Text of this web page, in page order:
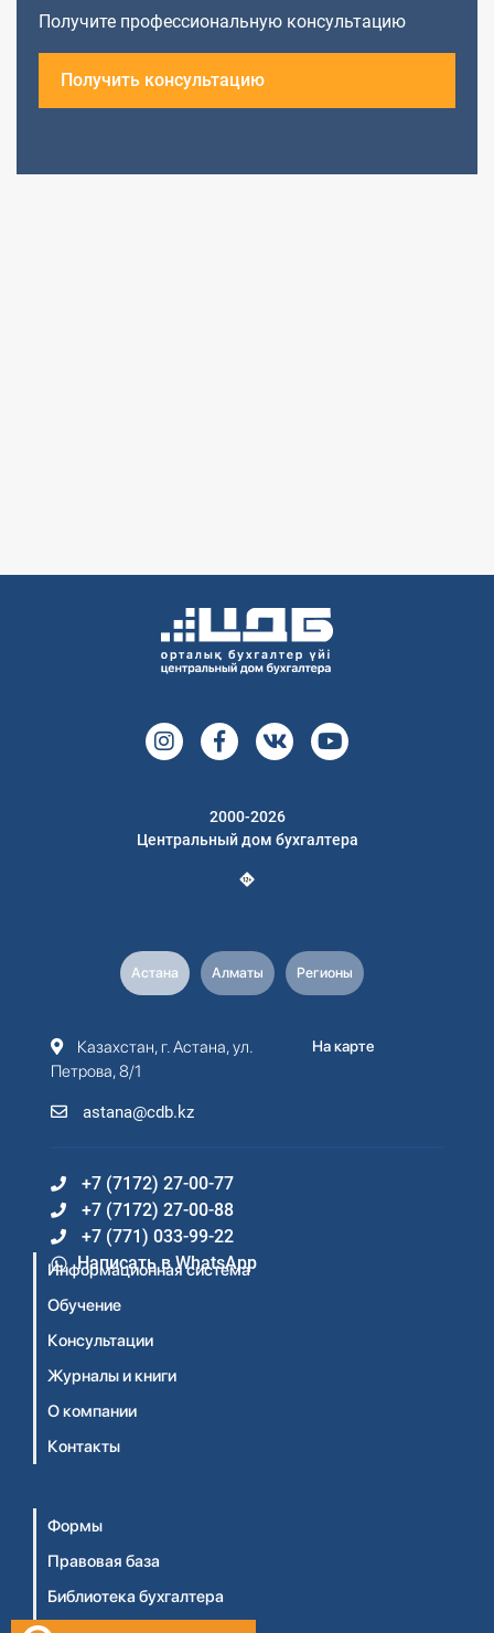
Получите профессиональную консультацию
Получить консультацию
2000-2026
Центральный дом бухгалтера
Астана Алматы Регионы
Казахстан, г. Астана, ул.
Петрова, 8/1
astana@cdb.kz
На карте
+7 (7172) 27-00-77
+7 (7172) 27-00-88
+7 (771) 033-99-22
Написать в WhatsApp
Информационная система
Обучение
Консультации
Журналы и книги
О компании
Контакты
Формы
Правовая база
Библиотека бухгалтера